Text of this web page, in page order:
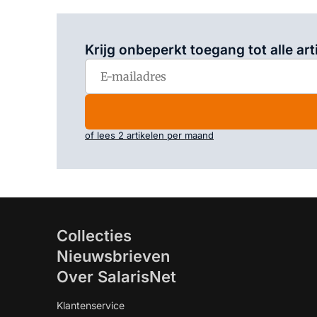
Krijg onbeperkt toegang tot alle
of lees 2 artikelen per maand
Collecties
Nieuwsbrieven
Over SalarisNet
Klantenservice